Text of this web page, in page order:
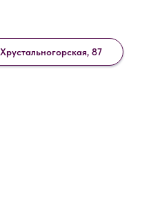
Хрустальногорская, 87